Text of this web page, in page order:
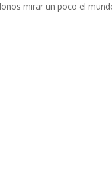
mirar un poco el